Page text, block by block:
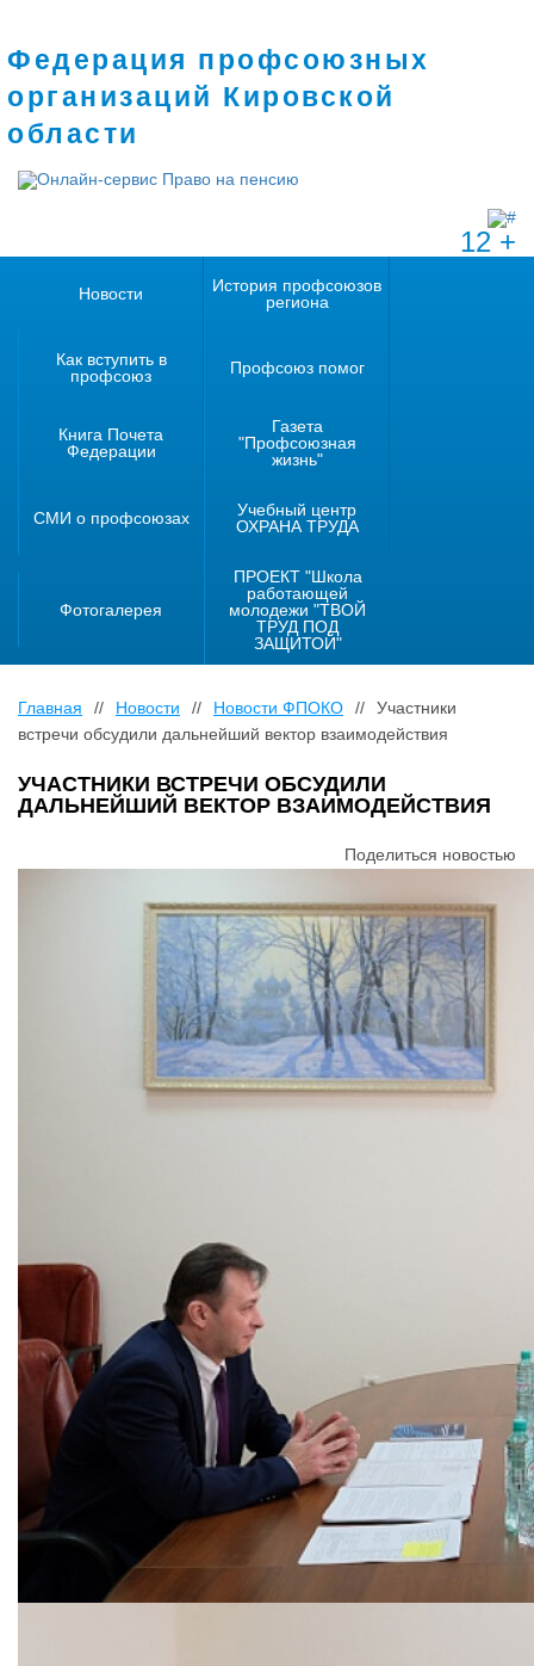
Федерация профсоюзных
организаций Кировской
области
12 +
Новости
История профсоюзов
региона
Как вступить в
профсоюз
Профсоюз помог
Книга Почета
Федерации
Газета
"Профсоюзная
жизнь"
СМИ о профсоюзах
Учебный центр
ОХРАНА ТРУДА
Фотогалерея
ПРОЕКТ "Школа
работающей
молодежи "ТВОЙ
ТРУД ПОД
ЗАЩИТОЙ"
Главная // Новости // Новости ФПОКО //
Участники
встречи обсудили дальнейший вектор взаимодействия
УЧАСТНИКИ ВСТРЕЧИ ОБСУДИЛИ
ДАЛЬНЕЙШИЙ ВЕКТОР ВЗАИМОДЕЙСТВИЯ
Поделиться новостью